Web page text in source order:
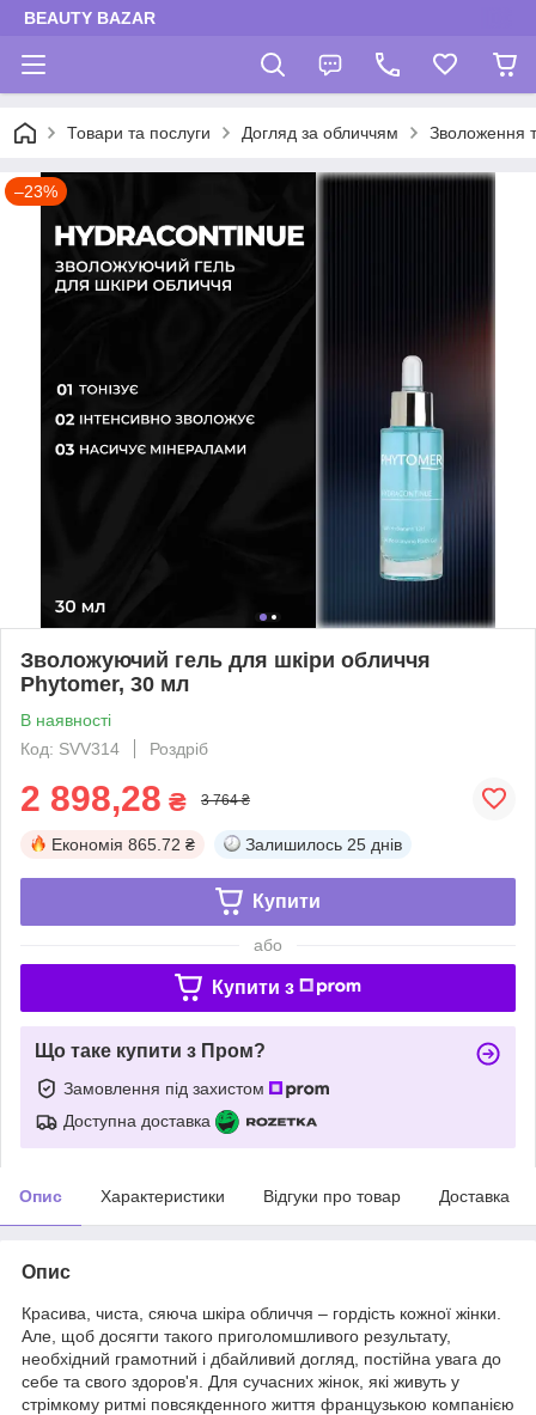
BEAUTY BAZAR
Товари та послуги Догляд за обличчям Зволоження
–23%
Зволожуючий гель для шкіри обличчя
Phytomer, 30 мл
В наявності
Код: SVV314
Роздріб
2 898,28 ₴ 3 764 ₴
Економія 865.72 ₴ Залишилось 25 днів
Купити
або
Купити з
Що таке купити з Пром?
Замовлення під захистом
Доступна доставка
Опис Характеристики Відгуки про товар Доставка
Опис
Красива, чиста, сяюча шкіра обличчя – гордість кожної жінки.
Але, щоб досягти такого приголомшливого результату,
необхідний грамотний і дбайливий догляд, постійна увага до
себе та свого здоров'я. Для сучасних жінок, які живуть у
стрімкому ритмі повсякденного життя французькою компанією